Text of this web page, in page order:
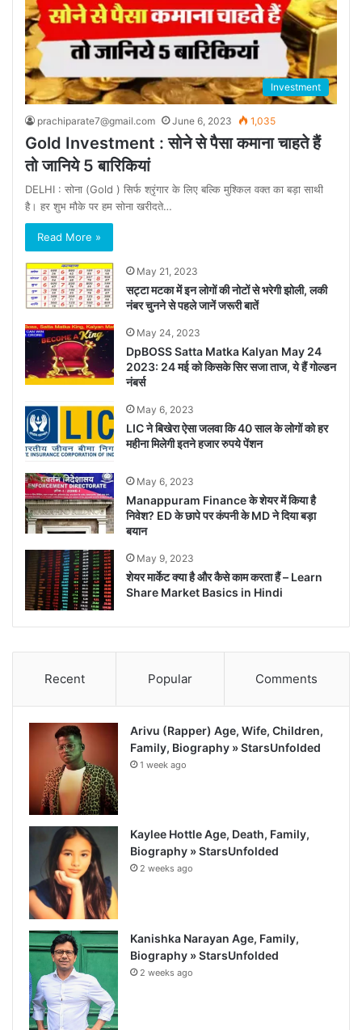
Investment
prachiparate7@gmail.com June 6, 2023 1,035
Gold Investment : सोने से पैसा कमाना चाहते हैं
तो जानिये 5 बारिकियां
DELHI : सोना (Gold ) सिर्फ श्रृंगार के लिए बल्कि मुश्किल वक्त का बड़ा साथी
है। हर शुभ मौके पर हम सोना खरीदते…
Read More »
May 21, 2023
सट्टा मटका में इन लोगों की नोटों से भरेगी झोली, लकी
नंबर चुनने से पहले जानें जरूरी बातें
May 24, 2023
DpBOSS Satta Matka Kalyan May 24
2023: 24 मई को किसके सिर सजा ताज, ये हैं गोल्डन
नंबर्स
May 6, 2023
LIC ने बिखेरा ऐसा जलवा कि 40 साल के लोगों को हर
महीना मिलेगी इतने हजार रुपये पेंशन
May 6, 2023
Manappuram Finance के शेयर में किया है
निवेश? ED के छापे पर कंपनी के MD ने दिया बड़ा
बयान
May 9, 2023
शेयर मार्केट क्या है और कैसे काम करता हैं – Learn
Share Market Basics in Hindi
Recent Popular Comments
Arivu (Rapper) Age, Wife, Children,
Family, Biography » StarsUnfolded
1 week ago
Kaylee Hottle Age, Death, Family,
Biography » StarsUnfolded
2 weeks ago
Kanishka Narayan Age, Family,
Biography » StarsUnfolded
2 weeks ago